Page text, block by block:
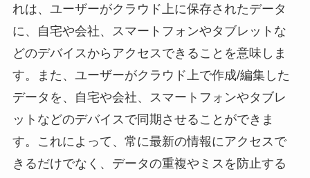
れは、ユーザーがクラウド上に保存されたデータ
に、自宅や会社、スマートフォンやタブレットな
どのデバイスからアクセスできることを意味しま
す。また、ユーザーがクラウド上で作成/編集した
データを、自宅や会社、スマートフォンやタブレ
ットなどのデバイスで同期させることができま
す。これによって、常に最新の情報にアクセスで
きるだけでなく、データの重複やミスを防止する